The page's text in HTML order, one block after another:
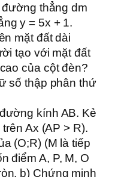
đường thẳng dm
y = 5x + 1.
mặt đất dài
tạo với mặt đất
của cột đèn?
số thập phân thứ
kính AB. Kẻ
Ax (AP > R).
(O;R) (M là tiếp
điểm A, P, M, O
b) Chứng minh